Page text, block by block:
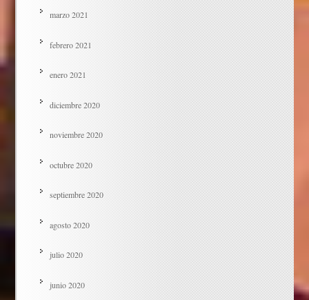
marzo 2021
febrero 2021
enero 2021
diciembre 2020
noviembre 2020
octubre 2020
septiembre 2020
agosto 2020
julio 2020
junio 2020